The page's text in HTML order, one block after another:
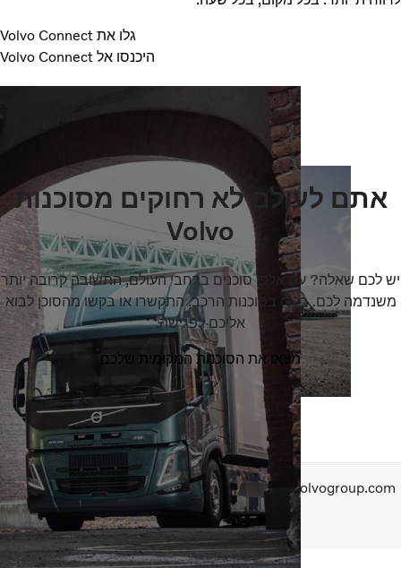
גלו את Volvo Connect
היכנסו אל Volvo Connect
אתם לעולם לא רחוקים מסוכנות
Volvo
לכם שאלה? עם אלפי סוכנים ברחבי העולם, התשובה קרובה יותר
לכם. בקרו בסוכנות הרכב, התקשרו או בקשו מהסוכן לבוא
אליכם לפגישה.
מצאו את הסוכנות המקומית שלכם
Copyright AB Volvo 2026
מדיניות פרטיותתנאי שימוש הצהרת נגישות